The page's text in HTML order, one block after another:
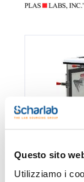
Questo sito
Utilizziamo i